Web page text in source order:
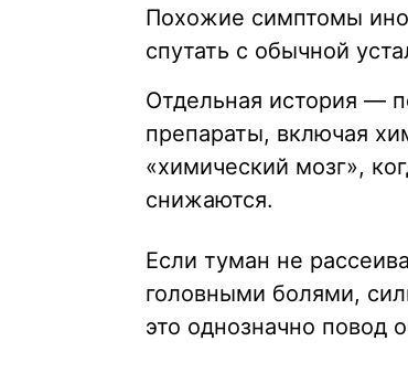
Похожие симптомы
спутать с обычной
Отдельная история —
препараты, включая
«химический мозг»,
снижаются.
Если туман не
головными болями,
это однозначно повод